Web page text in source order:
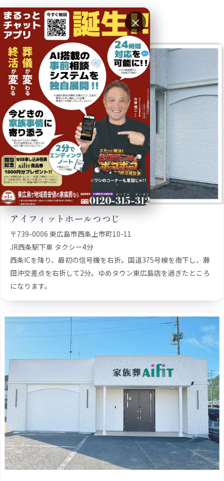
対応会場のご案内
アイフィットホールつつじ
〒739-0006 東広島市西条上市町10-11
JR西条駅下車 タクシー4分
西条ICを降り、最初の信号機を右折。国道375号線を南下し、藤
田沖交差点を右折して2分。ゆめタウン東広島店を過ぎたところ
になります。
×